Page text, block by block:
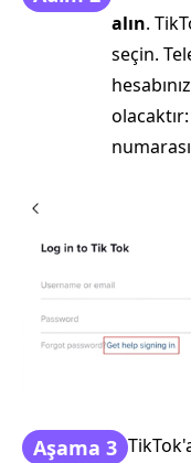
alın.
seçin.
Aşama 3